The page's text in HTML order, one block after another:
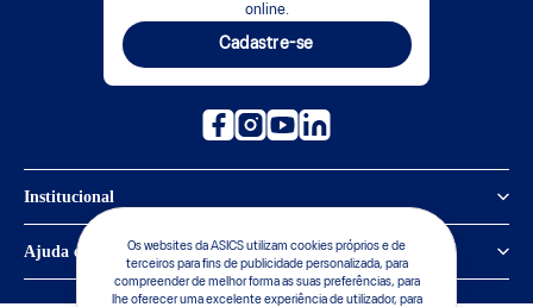
Os websites da ASICS utilizam cookies próprios e de
terceiros para fins de publicidade personalizada, para
compreender de melhor forma as suas preferências, para
lhe oferecer uma excelente experiência de utilizador, para
online.
Cadastre-se
Institucional
Política de Privacidade
Sobre a ASICS
Ajuda e suporte
Central de Relacionamento